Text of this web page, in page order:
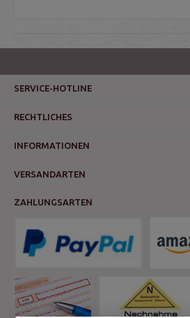
SERVICE-HOTLINE
RECHTLICHES
INFORMATIONEN
VERSANDARTEN
ZAHLUNGSARTEN